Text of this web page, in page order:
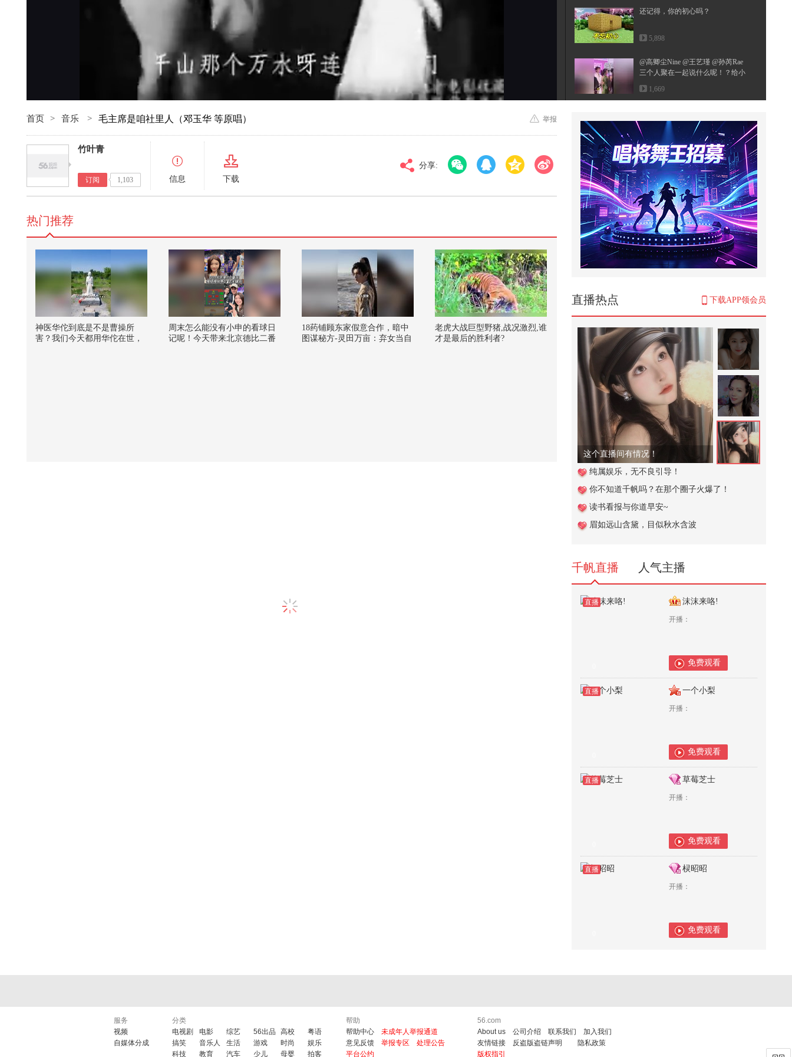
倍速
还记得，你的初心吗？
5,898
@高卿尘Nine @王艺瑾 @孙芮Rae
三个人聚在一起说什么呢！？给小
狐...
1,669
9,160
三部速成法
176
麻烦给我的爱人来一杯mojito #被国
风硬控了
38.6万
#2026秋季搜狐视频关注流大会 #地
张朝阳的直播回放
14,603
【春关登岛打卡Day20】【春关回
忆录】所有人和我一起哒哒哒！在
772
八成脑梗本可以预防！别让血管问
题拖垮后半生！#全民健康素养提
升 ...
1,345
心梗其实可以避免，只是很多时候
@...
1,705
女人为了可以买到心仪的房子，不
惜找寻目标造下杀孽
首页 > 音乐 > 毛主席是咱社里人（邓玉华 等原唱） 举报
竹叶青
订阅 1,103 信息 下载
分享:
直播热点 下载APP领会员
这个直播间有情况！
纯属娱乐，无不良引导！
你不知道千帆吗？在那个圈子火爆了！
读书看报与你道早安~
眉如远山含黛，目似秋水含波
千帆直播 人气主播
直播 沫沫来咯!
开播：
免费观看
直播 一个小梨
开播：
免费观看
直播 草莓芝士
开播：
免费观看
直播 棂昭昭
开播：
免费观看
热门推荐
神医华佗到底是不是曹操所
害？我们今天都用华佗在世，
周末怎么能没有小申的看球日
记呢！今天带来北京德比二番
18药铺顾东家假意合作，暗中
图谋秘方-灵田万亩：弃女当自
老虎大战巨型野猪,战况激烈,谁
才是最后的胜利者?
服务
视频
自媒体分成
分类
电视剧
电影 综艺 56出品 高校
粤语
搞笑
音乐人 生活 游戏 时尚
娱乐
科技
教育 汽车 少儿 母婴 拍客
帮助
帮助中心
未成年人举报通道
意见反馈
举报专区
处理公告
平台公约
56.com
About us
公司介绍 联系我们
加入我们
友情链接
反盗版盗链声明
隐私政策
版权指引